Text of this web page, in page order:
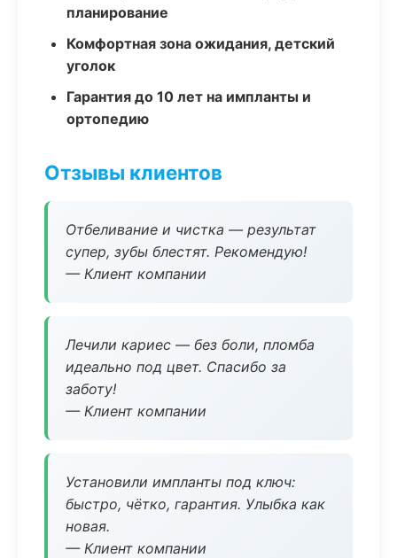
планирование
Комфортная зона ожидания, детский
уголок
Гарантия до 10 лет на импланты и
ортопедию
Отзывы клиентов
Отбеливание и чистка — результат
супер, зубы блестят. Рекомендую!
— Клиент компании
Лечили кариес — без боли, пломба
идеально под цвет. Спасибо за
заботу!
— Клиент компании
Установили импланты под ключ:
быстро, чётко, гарантия. Улыбка как
новая.
— Клиент компании